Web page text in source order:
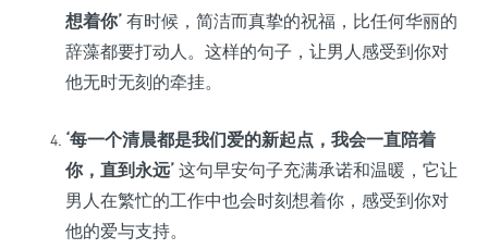
想着你’ 有时候，简洁而真挚的祝福，比任何华丽的
辞藻都要打动人。这样的句子，让男人感受到你对
他无时无刻的牵挂。
‘每一个清晨都是我们爱的新起点，我会一直陪着
你，直到永远’ 这句早安句子充满承诺和温暖，它让
男人在繁忙的工作中也会时刻想着你，感受到你对
他的爱与支持。